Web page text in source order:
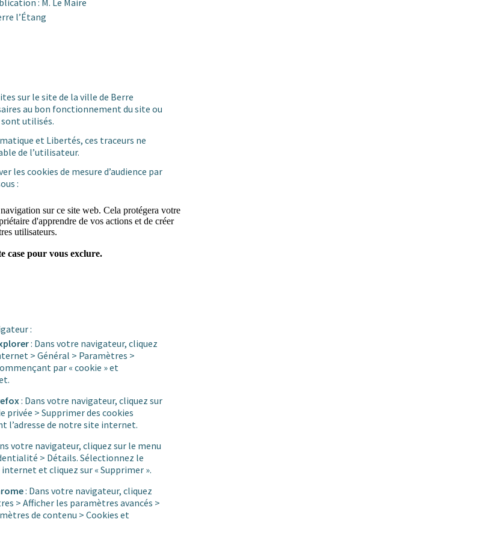
: M. Le Maire
l’Étang
sur le site de la ville de Berre
au bon fonctionnement du site ou
utilisés.
et Libertés, ces traceurs ne
de l’utilisateur.
les cookies de mesure d’audience par
:
:
: Dans votre navigateur, cliquez
> Général > Paramètres >
par « cookie » et
: Dans votre navigateur, cliquez sur
privée > Supprimer des cookies
l’adresse de notre site internet.
votre navigateur, cliquez sur le menu
> Détails. Sélectionnez le
et cliquez sur « Supprimer ».
: Dans votre navigateur, cliquez
> Afficher les paramètres avancés >
de contenu > Cookies et